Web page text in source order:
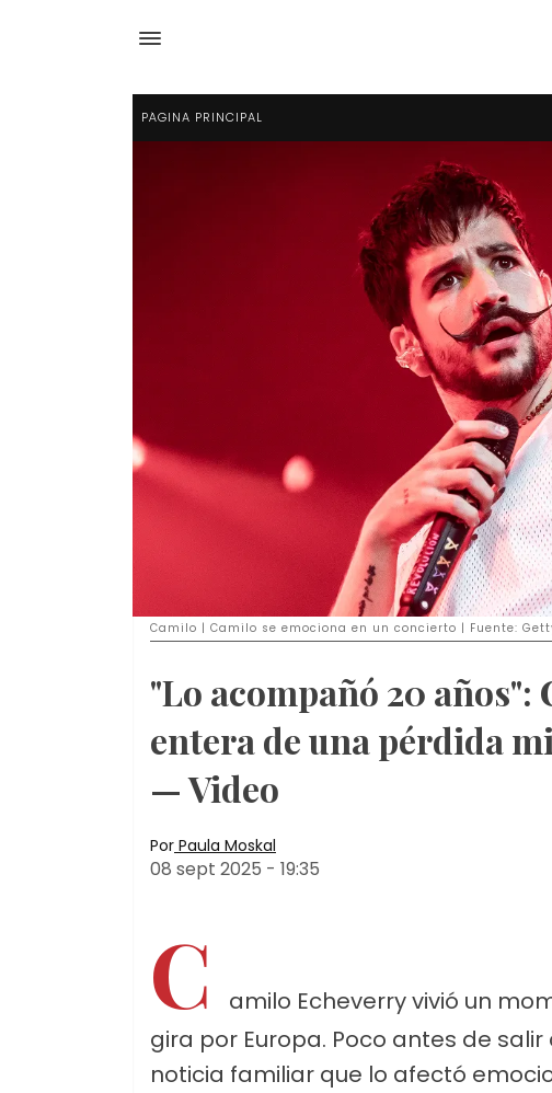
PÁGINA PRINCIPAL
Camilo | Camilo se emociona en un concierto | Fuente:
"Lo acompañó 20 años":
entera de una pérdida
— Video
Por Paula Moskal
08 sept 2025 - 19:35
C
amilo Echeverry vivió un
gira por Europa. Poco antes de
noticia familiar que lo afectó